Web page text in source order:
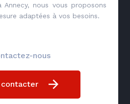
Annecy, nous vous proposons
adaptées à vos besoins.
nous
contacter